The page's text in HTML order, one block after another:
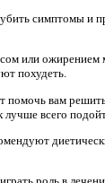
симптомы и
или ожирением
похудеть.
вам
лучше всего